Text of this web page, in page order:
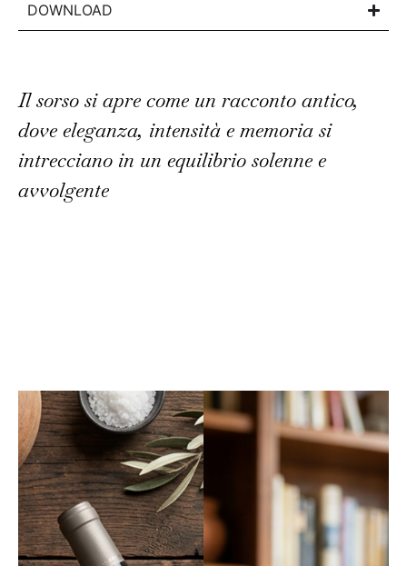
DOWNLOAD
Il sorso si apre come un racconto antico,
dove eleganza, intensità e memoria si
intrecciano in un equilibrio solenne e
avvolgente